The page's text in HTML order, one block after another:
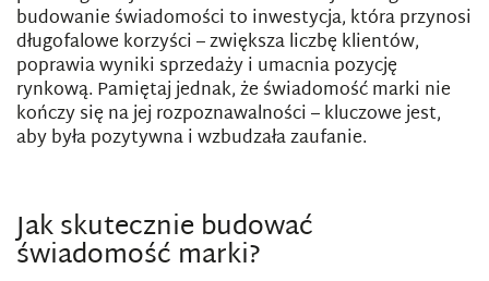
budowanie świadomości to inwestycja, która przynosi
długofalowe korzyści – zwiększa liczbę klientów,
poprawia wyniki sprzedaży i umacnia pozycję
rynkową. Pamiętaj jednak, że świadomość marki nie
kończy się na jej rozpoznawalności – kluczowe jest,
aby była pozytywna i wzbudzała zaufanie.
Jak skutecznie budować
świadomość marki?